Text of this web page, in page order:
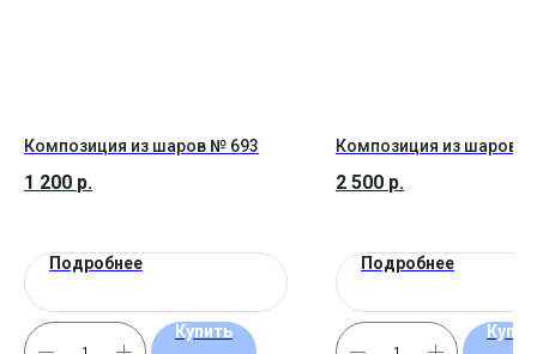
Композиция из шаров № 693
1 200 р.
Подробнее
Купить
Композиция из шаров
2 500 р.
Подробнее